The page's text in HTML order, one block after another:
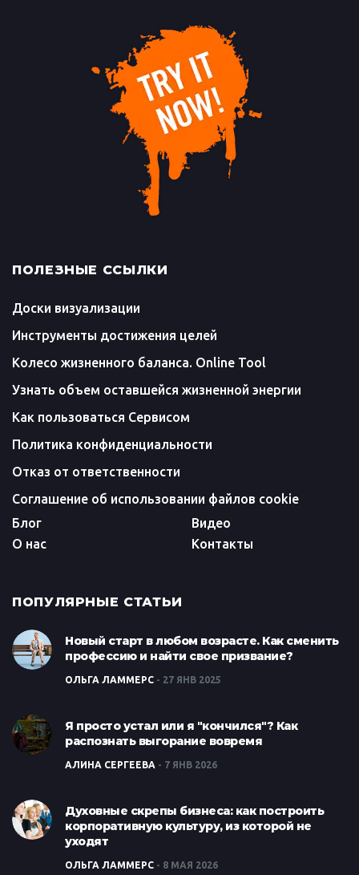
ПОЛЕЗНЫЕ ССЫЛКИ
Доски визуализации
Инструменты достижения целей
Колесо жизненного баланса. Online Tool
Узнать объем оставшейся жизненной энергии
Как пользоваться Сервисом
Политика конфиденциальности
Отказ от ответственности
Соглашение об использовании файлов cookie
Блог
Видео
О нас
Контакты
ПОПУЛЯРНЫЕ СТАТЬИ
Новый старт в любом возрасте. Как сменить
профессию и найти свое призвание?
ОЛЬГА ЛАММЕРС 27 ЯНВ 2025
Я просто устал или я "кончился"? Как
распознать выгорание вовремя
АЛИНА СЕРГЕЕВА 7 ЯНВ 2026
Духовные скрепы бизнеса: как построить
корпоративную культуру, из которой не
уходят
ОЛЬГА ЛАММЕРС 8 МАЯ 2026